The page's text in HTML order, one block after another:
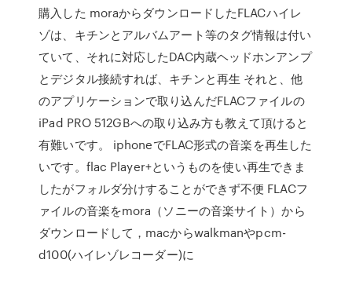
購入した moraからダウンロードしたFLACハイレ
ゾは、キチンとアルバムアート等のタグ情報は付い
ていて、それに対応したDAC内蔵ヘッドホンアンプ
とデジタル接続すれば、キチンと再生 それと、他
のアプリケーションで取り込んだFLACファイルの
iPad PRO 512GBへの取り込み方も教えて頂けると
有難いです。 iphoneでFLAC形式の音楽を再生した
いです。flac Player+というものを使い再生できま
したがフォルダ分けすることができず不便 FLACフ
ァイルの音楽をmora（ソニーの音楽サイト）から
ダウンロードして，macからwalkmanやpcm-
d100(ハイレゾレコーダー)に